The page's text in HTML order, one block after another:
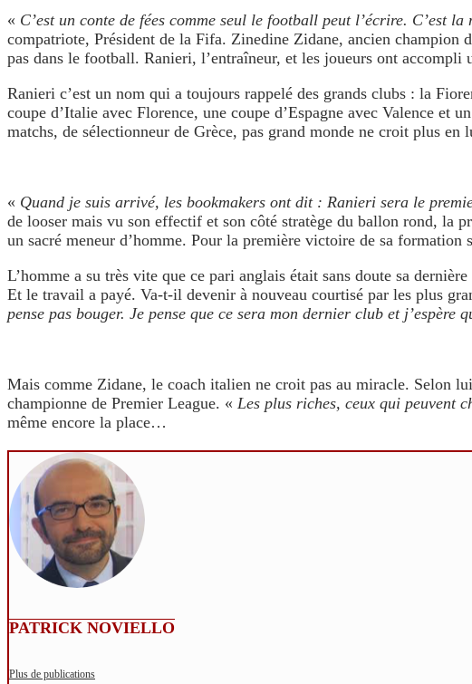
« C’est un conte de fées comme seul le football peut l’écrire.
compatriote, Président de la Fifa. Zinedine Zidane, ancien champion
pas dans le football. Ranieri, l’entraîneur, et les joueurs ont accompli
Ranieri c’est un nom qui a toujours rappelé des grands clubs : la
coupe d’Italie avec Florence, une coupe d’Espagne avec Valence et
matchs, de sélectionneur de Grèce, pas grand monde ne croit plus en
« Quand je suis arrivé, les bookmakers ont dit : Ranieri sera le
de looser mais vu son effectif et son côté stratège du ballon rond, la
un sacré meneur d’homme. Pour la première victoire de sa
L’homme a su très vite que ce pari anglais était sans doute sa
Et le travail a payé. Va-t-il devenir à nouveau courtisé par les plus
pense pas bouger. Je pense que ce sera mon dernier club et
Mais comme Zidane, le coach italien ne croit pas au miracle. Selon
championne de Premier League. « Les plus riches, ceux qui peuvent
même encore la place…
PATRICK NOVIELLO
Plus de publications